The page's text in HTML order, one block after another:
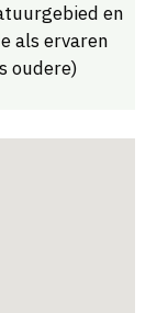
en
als ervaren
oudere)